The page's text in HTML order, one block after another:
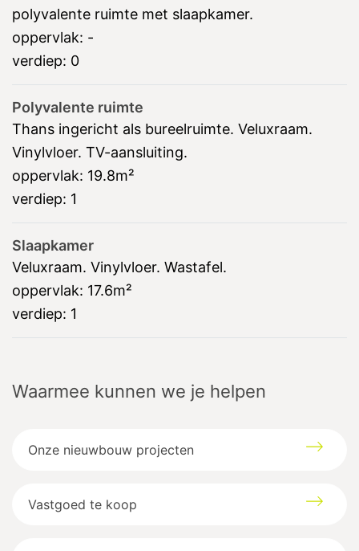
polyvalente ruimte met slaapkamer.
oppervlak: -
verdiep: 0
Polyvalente ruimte
Thans ingericht als bureelruimte. Veluxraam.
Vinylvloer. TV-aansluiting.
oppervlak: 19.8m²
verdiep: 1
Slaapkamer
Veluxraam. Vinylvloer. Wastafel.
oppervlak: 17.6m²
verdiep: 1
Waarmee kunnen we je helpen
Onze nieuwbouw projecten
Vastgoed te koop